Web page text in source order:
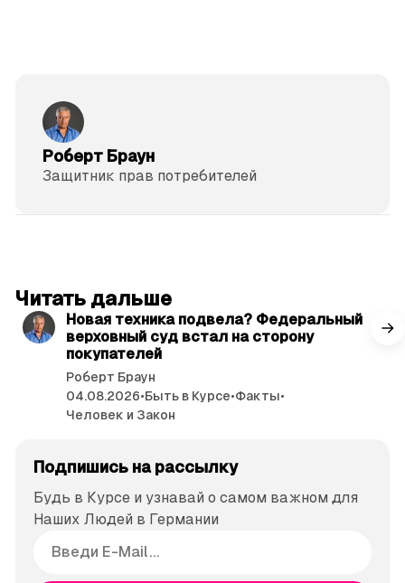
Роберт Браун
Защитник прав потре­бителей
Читать дальше
Новая техника подвела? Федеральный
верховный суд встал на сторону
покупателей
Роберт Браун
04.08.2026•Быть в Курсе•Факты•
Человек и Закон
Подпишись на рассылку
Будь в Курсе и узнавай о самом важном для
Наших Людей в Германии